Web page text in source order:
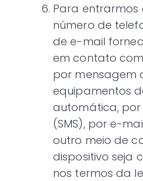
Para
número de
de e-mail
em contato
por mensagem
equipamentos
automática, por
(SMS), por e-
outro meio de
dispositivo seja
nos termos da